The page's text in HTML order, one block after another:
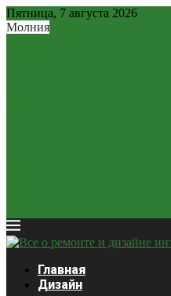
Пятница, 7 августа 2026
Молния
Главная
Дизайн